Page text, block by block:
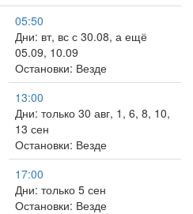
05:50
Дни: вт, вс с 30.08, а ещё
05.09, 10.09
Остановки: Везде
13:00
Дни: только 30 авг, 1, 6, 8, 10,
13 сен
Остановки: Везде
17:00
Дни: только 5 сен
Остановки: Везде